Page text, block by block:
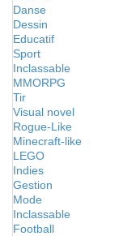
Danse
Dessin
Educatif
Sport
Inclassable
MMORPG
Tir
Visual novel
Rogue-Like
Minecraft-like
LEGO
Indies
Gestion
Mode
Inclassable
Football